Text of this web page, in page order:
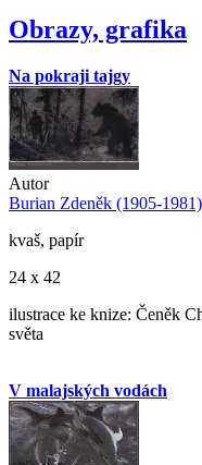
Obrazy, grafika
Na pokraji tajgy
Autor
Burian Zdeněk (1905-1981)
kvaš, papír
24 x 42
ilustrace ke knize: Čeněk
světa
V malajských vodách